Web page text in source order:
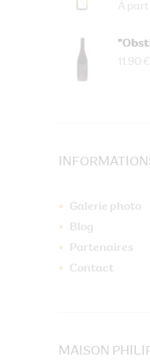
À
11.90 €
Galerie photo
Blog
Partenaires
Contact
MAISON